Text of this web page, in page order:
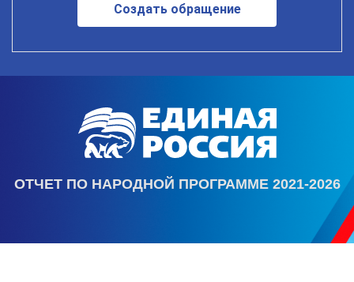
Создать обращение
ОТЧЕТ ПО НАРОДНОЙ ПРОГРАММЕ 2021-2026